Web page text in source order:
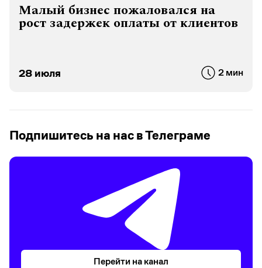
Малый бизнес пожаловался на
рост задержек оплаты от клиентов
28 июля 2 мин
Подпишитесь на нас в Телеграме
Перейти на канал